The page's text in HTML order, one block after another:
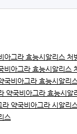
아그라 효능시알리스 처
비아그라 효능시알리스
국비아그라 효능시알리
약국비아그라 효능시알
라 약국비아그라 시알리
스